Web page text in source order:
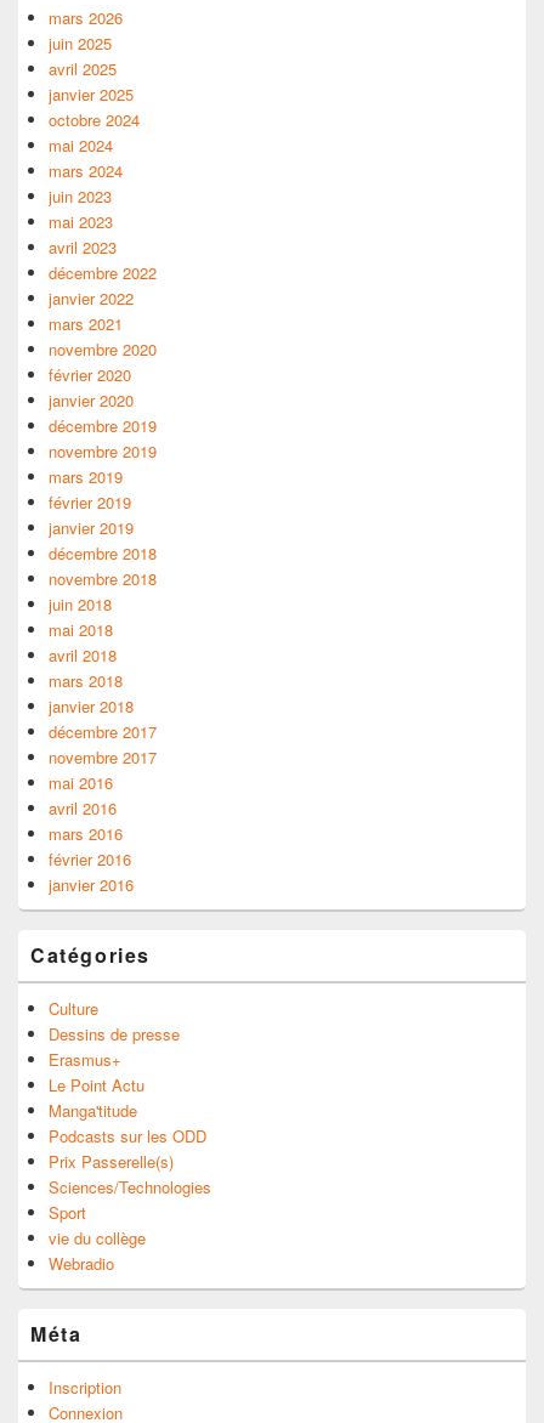
mars 2026
juin 2025
avril 2025
janvier 2025
octobre 2024
mai 2024
mars 2024
juin 2023
mai 2023
avril 2023
décembre 2022
janvier 2022
mars 2021
novembre 2020
février 2020
janvier 2020
décembre 2019
novembre 2019
mars 2019
février 2019
janvier 2019
décembre 2018
novembre 2018
juin 2018
mai 2018
avril 2018
mars 2018
janvier 2018
décembre 2017
novembre 2017
mai 2016
avril 2016
mars 2016
février 2016
janvier 2016
Catégories
Culture
Dessins de presse
Erasmus+
Le Point Actu
Manga'titude
Podcasts sur les ODD
Prix Passerelle(s)
Sciences/Technologies
Sport
vie du collège
Webradio
Méta
Inscription
Connexion